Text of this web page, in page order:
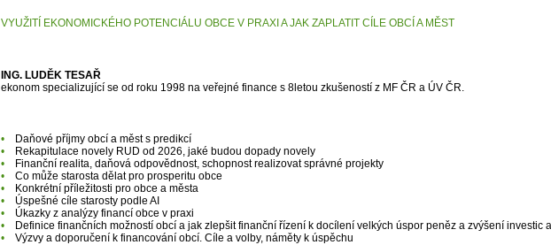
VYUŽITÍ EKONOMICKÉHO POTENCIÁLU OBCE V PRAXI A JAK ZAPLATIT CÍLE OBCÍ A MĚST
ING. LUDĚK TESAŘ
ekonom specializující se od roku 1998 na veřejné finance s 8letou zkušeností z MF ČR a ÚV ČR.
•
Daňové příjmy obcí a měst s predikcí
•
Rekapitulace novely RUD od 2026, jaké budou dopady novely
•
Finanční realita, daňová odpovědnost, schopnost realizovat správné projekty
•
Co může starosta dělat pro prosperitu obce
•
Konkrétní příležitosti pro obce a města
•
Úspešné cíle starosty podle AI
•
Úkazky z analýzy financí obce v praxi
• Definice finančních možností obcí a jak zlepšit finanční řízení k docílení velkých úspor peněz a zvýšení investic
• Výzvy a doporučení k financování obcí. Cíle a volby, náměty k úspěchu